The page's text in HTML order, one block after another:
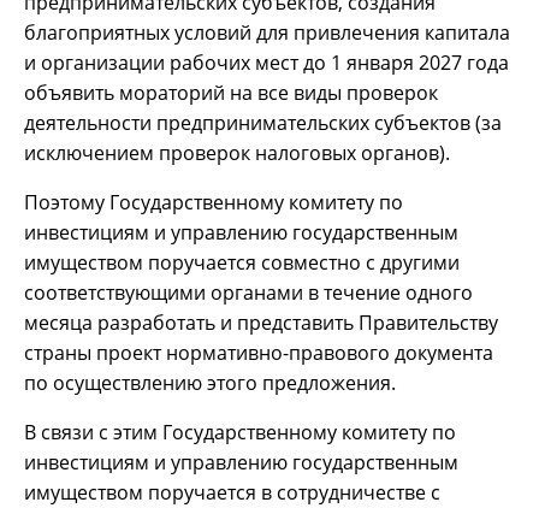
благоприятных условий для привлечения капитала
и организации рабочих мест до 1 января 2027 года
объявить мораторий на все виды проверок
деятельности предпринимательских субъектов (за
исключением проверок налоговых органов).
Поэтому Государственному комитету по
инвестициям и управлению государственным
имуществом поручается совместно с другими
соответствующими органами в течение одного
месяца разработать и представить Правительству
страны проект нормативно-правового документа
по осуществлению этого предложения.
В связи с этим Государственному комитету по
инвестициям и управлению государственным
имуществом поручается в сотрудничестве с